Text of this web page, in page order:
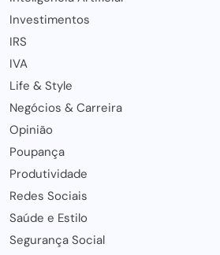
Investimentos
IRS
IVA
Life & Style
Negócios & Carreira
Opinião
Poupança
Produtividade
Redes Sociais
Saúde e Estilo
Segurança Social